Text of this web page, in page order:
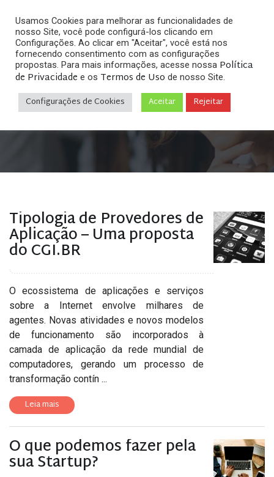
Arquivos
Home»Posts tagged "adequação ao marco civil da
Tipologia de Provedores de
Aplicação – Uma proposta
do CGI.BR
O ecossistema de aplicações e serviços
sobre a Internet envolve milhares de
agentes. Novas atividades e novos modelos
de funcionamento são incorporados à
camada de aplicação da rede mundial de
computadores, gerando um processo de
transformação contín ...
Leia mais
O que podemos fazer pela
sua Startup?
Usamos Cookies para melhorar as funcionalidades de
nosso Site, você pode configurá-los clicando em
Configurações. Ao clicar em "Aceitar", você está nos
fornecendo consentimento com as configurações
propostas. Para mais informações, acesse nossa Política
de Privacidade e os Termos de Uso de nosso Site.
Configurações de Cookies Aceitar Rejeitar